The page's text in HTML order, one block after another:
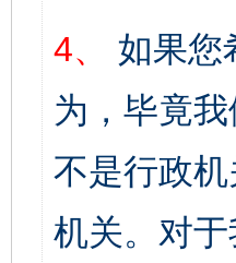
4、
如果您
为，毕竟
不是行政
机关。对